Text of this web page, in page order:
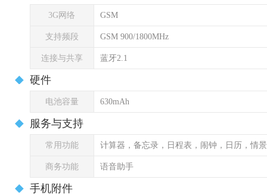
3G网络 GSM
支持频段 GSM 900/1800MHz
连接与共享 蓝牙2.1
硬件
电池容量 630mAh
服务与支持
常用功能 计算器，备忘录，日程表，闹钟，日历，情
商务功能 语音助手
手机附件